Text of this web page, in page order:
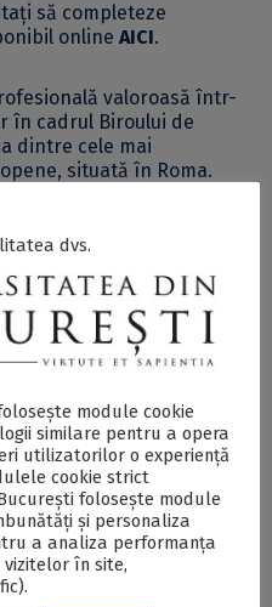
să completeze
online AICI.
valoroasă într-
în cadrul Biroului de
dintre cele mai
situată în Roma.
Gaudio
CIVIS – The
Civic
(Sapienza
di Roma)
dvs.
module cookie
similare pentru a opera
utilizatorilor o experiență
cookie strict
folosește module
și personaliza
a analiza performanța
în site,